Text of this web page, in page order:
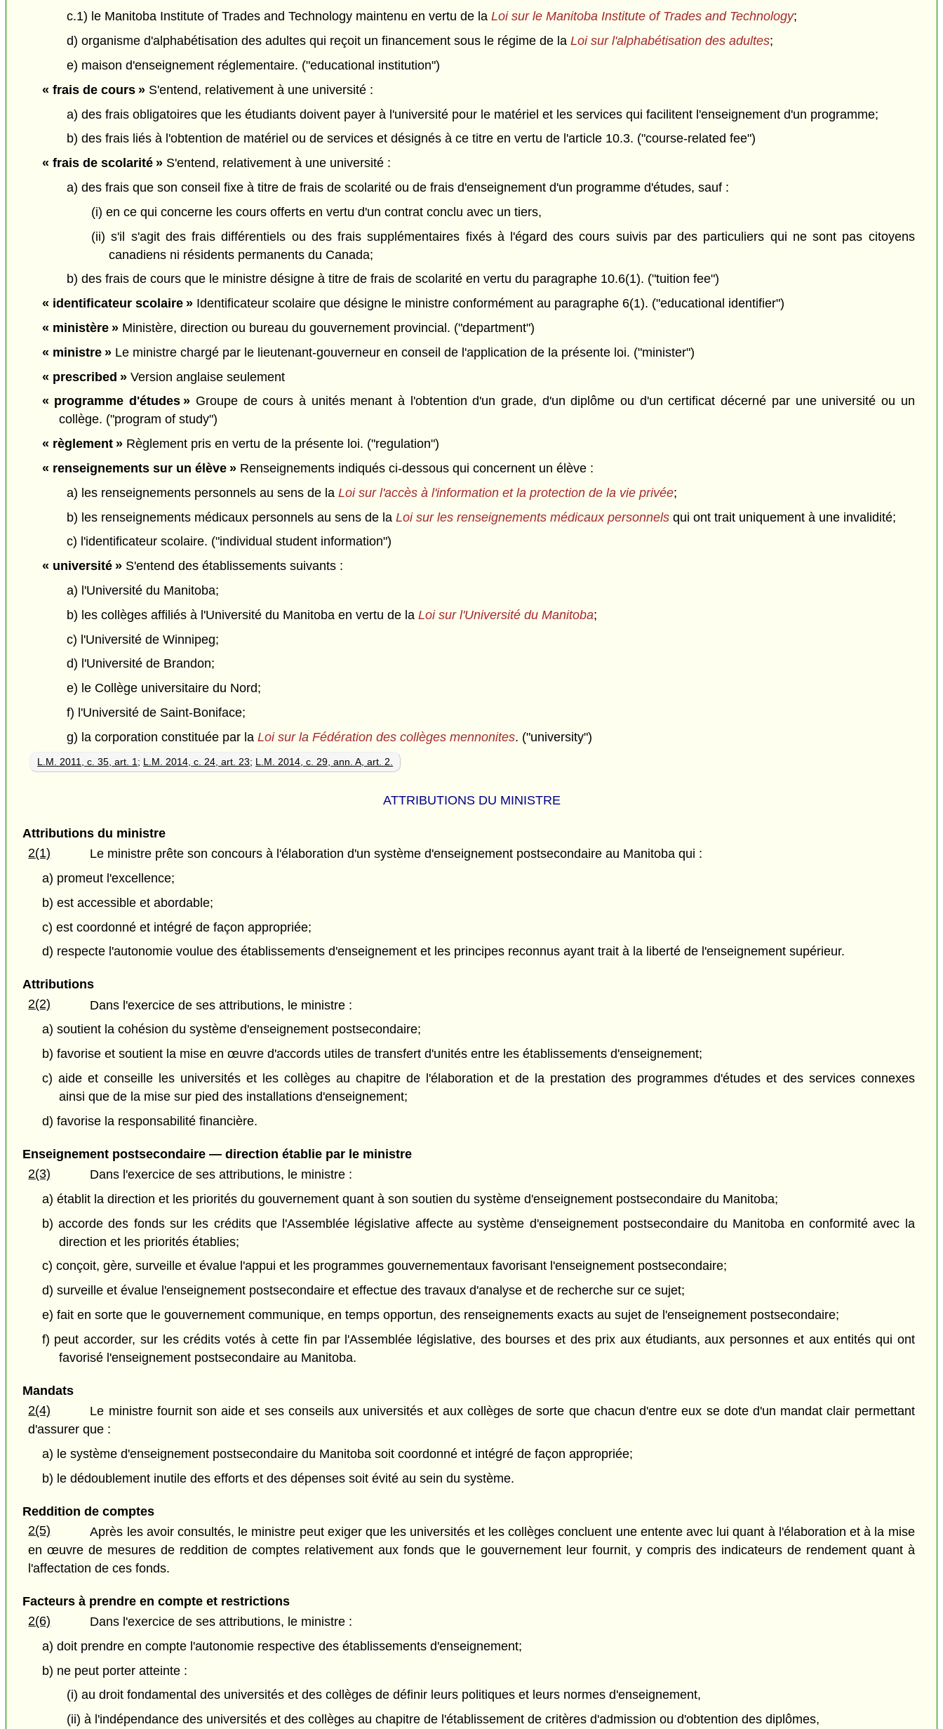
c.1) le Manitoba Institute of Trades and Technology maintenu en vertu de laLoi sur le Manitoba Institute of Trades and Technology;
d) organisme d'alphabétisation des adultes qui reçoit un financement sous le régime de la Loi sur l'alphabétisation des adultes;
e) maison d'enseignement réglementaire. ("educational institution")
« frais de cours » S'entend, relativement à une université :
a) des frais obligatoires que les étudiants doivent payer à l'université pour le matériel et les services qui facilitent l'enseignement d'un programme;
b) des frais liés à l'obtention de matériel ou de services et désignés à ce titre en vertu de l'article 10.3. ("course-related fee")
« frais de scolarité »S'entend, relativement à une université :
a) des frais que son conseil fixe à titre de frais de scolarité ou de frais d'enseignement d'un programme d'études, sauf :
(i) en ce qui concerne les cours offerts en vertu d'un contrat conclu avec un tiers,
(ii) s'il s'agit des frais différentiels ou des frais supplémentaires fixés à l'égard des cours suivis par des particuliers qui ne sont pas citoyens
canadiens ni résidents permanents du Canada;
b) des frais de cours que le ministre désigne à titre de frais de scolarité en vertu du paragraphe 10.6(1). ("tuition fee")
« identificateur scolaire »Identificateur scolaire que désigne le ministre conformément au paragraphe 6(1). ("educational identifier")
« ministère »Ministère, direction ou bureau du gouvernement provincial. ("department")
« ministre »Le ministre chargé par le lieutenant-gouverneur en conseil de l'application de la présente loi. ("minister")
« prescribed »Version anglaise seulement
« programme d'études » Groupe de cours à unités menant à l'obtention d'un grade, d'un diplôme ou d'un certificat décerné par une université ou un
collège. ("program of study")
« règlement »Règlement pris en vertu de la présente loi. ("regulation")
« renseignements sur un élève »Renseignements indiqués ci-dessous qui concernent un élève :
a) les renseignements personnels au sens de la Loi sur l'accès à l'information et la protection de la vie privée;
b) les renseignements médicaux personnels au sens de la Loi sur les renseignements médicaux personnelsqui ont trait uniquement à une invalidité;
c) l'identificateur scolaire. ("individual student information")
« université »S'entend des établissements suivants :
a) l'Université du Manitoba;
b) les collèges affiliés à l'Université du Manitoba en vertu de la Loi sur l'Université du Manitoba;
c) l'Université de Winnipeg;
d) l'Université de Brandon;
e) le Collège universitaire du Nord;
f) l'Université de Saint-Boniface;
g) la corporation constituée par la Loi sur la Fédération des collèges mennonites. ("university")
L.M. 2011, c. 35, art. 1; L.M. 2014, c. 24, art. 23; L.M. 2014, c. 29, ann. A, art. 2.
ATTRIBUTIONS DU MINISTRE
Attributions du ministre
2(1)
Le ministre prête son concours à l'élaboration d'un système d'enseignement postsecondaire au Manitoba qui :
a) promeut l'excellence;
b) est accessible et abordable;
c) est coordonné et intégré de façon appropriée;
d) respecte l'autonomie voulue des établissements d'enseignement et les principes reconnus ayant trait à la liberté de l'enseignement supérieur.
Attributions
2(2)
Dans l'exercice de ses attributions, le ministre :
a) soutient la cohésion du système d'enseignement postsecondaire;
b) favorise et soutient la mise en œuvre d'accords utiles de transfert d'unités entre les établissements d'enseignement;
c) aide et conseille les universités et les collèges au chapitre de l'élaboration et de la prestation des programmes d'études et des services connexes
ainsi que de la mise sur pied des installations d'enseignement;
d) favorise la responsabilité financière.
Enseignement postsecondaire — direction établie par le ministre
2(3)
Dans l'exercice de ses attributions, le ministre :
a) établit la direction et les priorités du gouvernement quant à son soutien du système d'enseignement postsecondaire du Manitoba;
b) accorde des fonds sur les crédits que l'Assemblée législative affecte au système d'enseignement postsecondaire du Manitoba en conformité avec la
direction et les priorités établies;
c) conçoit, gère, surveille et évalue l'appui et les programmes gouvernementaux favorisant l'enseignement postsecondaire;
d) surveille et évalue l'enseignement postsecondaire et effectue des travaux d'analyse et de recherche sur ce sujet;
e) fait en sorte que le gouvernement communique, en temps opportun, des renseignements exacts au sujet de l'enseignement postsecondaire;
f) peut accorder, sur les crédits votés à cette fin par l'Assemblée législative, des bourses et des prix aux étudiants, aux personnes et aux entités qui ont
favorisé l'enseignement postsecondaire au Manitoba.
Mandats
2(4)
Le ministre fournit son aide et ses conseils aux universités et aux collèges de sorte que chacun d'entre eux se dote d'un mandat clair permettant
d'assurer que :
a) le système d'enseignement postsecondaire du Manitoba soit coordonné et intégré de façon appropriée;
b) le dédoublement inutile des efforts et des dépenses soit évité au sein du système.
Reddition de comptes
2(5)
Après les avoir consultés, le ministre peut exiger que les universités et les collèges concluent une entente avec lui quant à l'élaboration et à la mise
en œuvre de mesures de reddition de comptes relativement aux fonds que le gouvernement leur fournit, y compris des indicateurs de rendement quant à
l'affectation de ces fonds.
Facteurs à prendre en compte et restrictions
2(6)
Dans l'exercice de ses attributions, le ministre :
a) doit prendre en compte l'autonomie respective des établissements d'enseignement;
b) ne peut porter atteinte :
(i) au droit fondamental des universités et des collèges de définir leurs politiques et leurs normes d'enseignement,
(ii) à l'indépendance des universités et des collèges au chapitre de l'établissement de critères d'admission ou d'obtention des diplômes,